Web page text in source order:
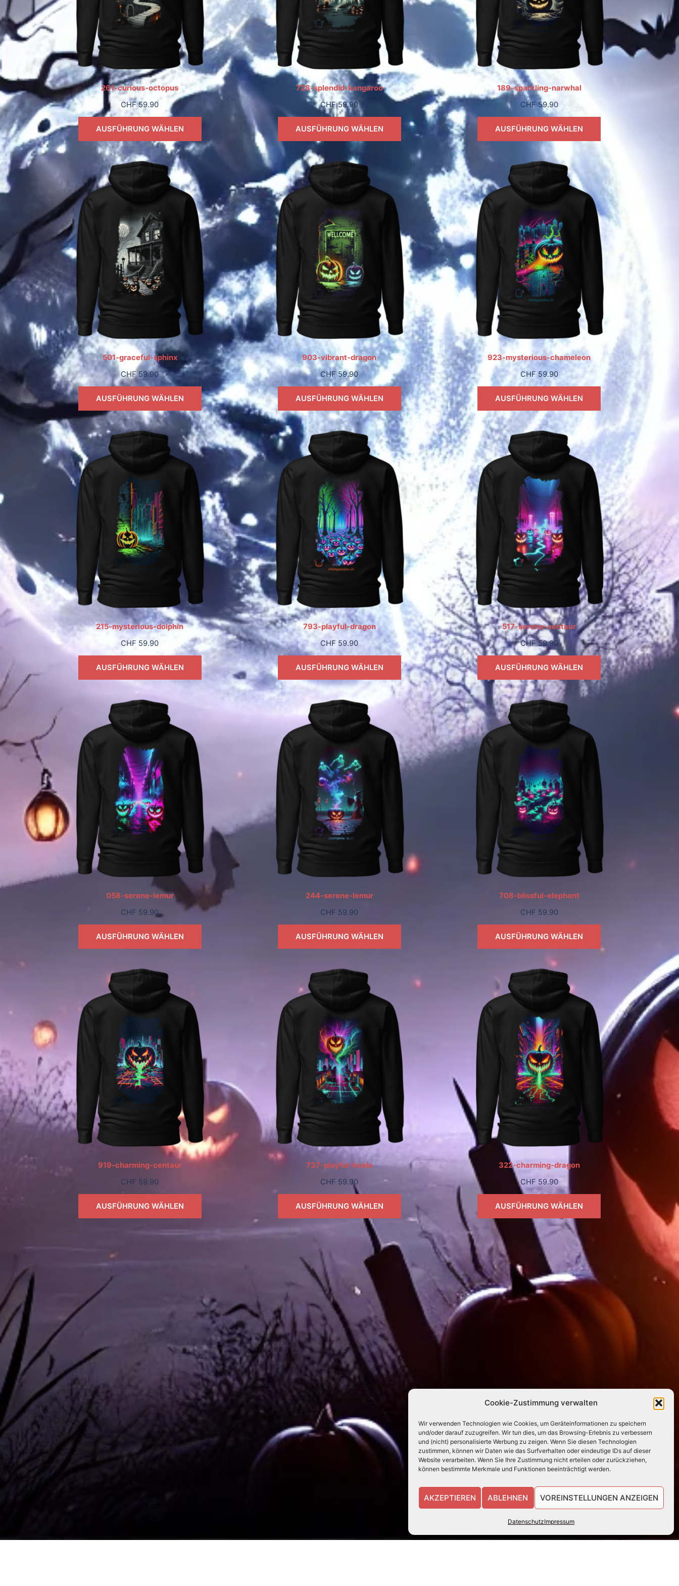
Cookie-Zustimmung verwalten
Wir verwenden Technologien wie Cookies, um Geräteinformationen zu speichern
und/oder darauf zuzugreifen. Wir tun dies, um das Browsing-Erlebnis zu verbessern
und (nicht) personalisierte Werbung zu zeigen. Wenn Sie diesen Technologien
zustimmen, können wir Daten wie das Surfverhalten oder eindeutige IDs auf dieser
Website verarbeiten. Wenn Sie Ihre Zustimmung nicht erteilen oder zurückziehen,
können bestimmte Merkmale und Funktionen beeinträchtigt werden.
AKZEPTIEREN ABLEHNEN VOREINSTELLUNGEN ANZEIGEN
DatenschutzImpressum
261-curious-octopus
CHF59.90
AUSFÜHRUNG WÄHLEN
728-splendid-kangaroo
CHF59.90
AUSFÜHRUNG WÄHLEN
189-sparkling-narwhal
CHF59.90
AUSFÜHRUNG WÄHLEN
501-graceful-sphinx
CHF59.90
AUSFÜHRUNG WÄHLEN
903-vibrant-dragon
CHF 59.90
AUSFÜHRUNG WÄHLEN
923-mysterious-chameleon
CHF 59.90
AUSFÜHRUNG WÄHLEN
215-mysterious-dolphin
CHF 59.90
AUSFÜHRUNG WÄHLEN
793-playful-dragon
CHF 59.90
AUSFÜHRUNG WÄHLEN
517-serene-centaur
CHF59.90
AUSFÜHRUNG WÄHLEN
058-serene-lemur
CHF 59.90
AUSFÜHRUNG WÄHLEN
244-serene-lemur
CHF 59.90
AUSFÜHRUNG WÄHLEN
708-blissful-elephant
CHF 59.90
AUSFÜHRUNG WÄHLEN
919-charming-centaur
CHF 59.90
AUSFÜHRUNG WÄHLEN
737-playful-koala
CHF 59.90
AUSFÜHRUNG WÄHLEN
322-charming-dragon
CHF 59.90
AUSFÜHRUNG WÄHLEN